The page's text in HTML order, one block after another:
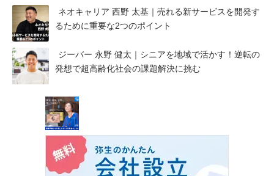
ネオキャリア 西野 太基｜売れる新サービスを開発す
るために重要な2つのポイント
ジーバー 永野 健太｜シニアを地域で活かす！逆転の
発想で超高齢化社会の課題解決に挑む